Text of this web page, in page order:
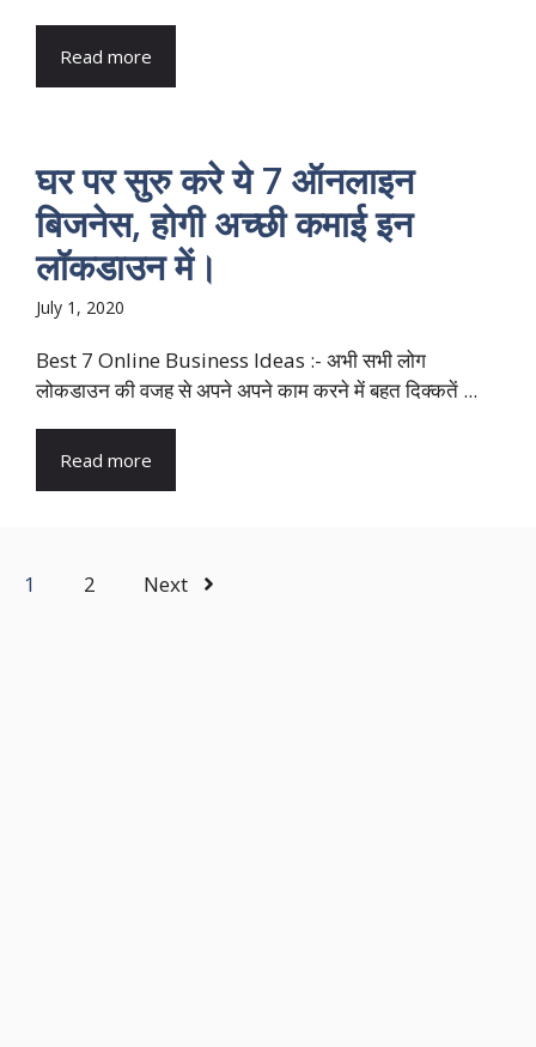
Read more
घर पर सुरु करे ये 7 ऑनलाइन
बिजनेस, होगी अच्छी कमाई इन
लॉकडाउन में।
July 1, 2020
Best 7 Online Business Ideas :- अभी सभी लोग
लोकडाउन की वजह से अपने अपने काम करने में बहत दिक्कतें ...
Read more
1 2 Next